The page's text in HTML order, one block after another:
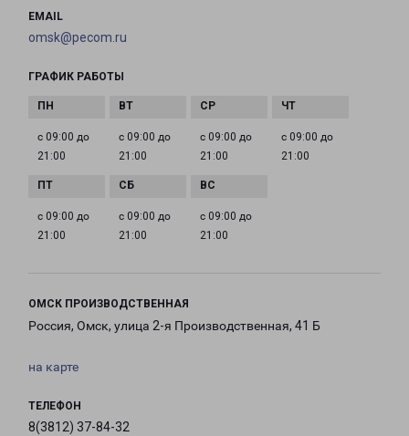
EMAIL
omsk@pecom.ru
ГРАФИК РАБОТЫ
с 09:00 до
21:00
с 09:00 до
21:00
с 09:00 до
21:00
с 09:00 до
21:00
с 09:00 до
21:00
с 09:00 до
21:00
с 09:00 до
21:00
ОМСК ПРОИЗВОДСТВЕННАЯ
Россия, Омск, улица 2-я Производственная, 41 Б
на карте
ТЕЛЕФОН
8(3812) 37-84-32